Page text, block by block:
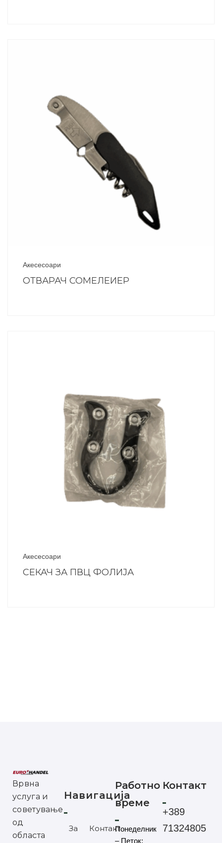
Акесесоари
ОТВАРАЧ СОМЕЛЕИЕР
Акесесоари
СЕКАЧ ЗА ПВЦ ФОЛИЈА
Врвна
услуга и
советување
од
областа
Навигација
За Контакт
Работно
време
Понеделник
– Петок:
Контакт
+389
71324805